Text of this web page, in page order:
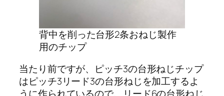
背中を削った台形2条おねじ製作
用のチップ
当たり前ですが、ピッチ3の台形ねじチップ
はピッチ3リード3の台形ねじを加工するよ
うに作られているので、リード6の台形ねじ